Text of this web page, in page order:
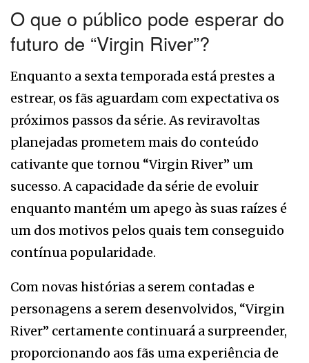
O que o público pode esperar do
futuro de “Virgin River”?
Enquanto a sexta temporada está prestes a
estrear, os fãs aguardam com expectativa os
próximos passos da série. As reviravoltas
planejadas prometem mais do conteúdo
cativante que tornou “Virgin River” um
sucesso. A capacidade da série de evoluir
enquanto mantém um apego às suas raízes é
um dos motivos pelos quais tem conseguido
contínua popularidade.
Com novas histórias a serem contadas e
personagens a serem desenvolvidos, “Virgin
River” certamente continuará a surpreender,
proporcionando aos fãs uma experiência de